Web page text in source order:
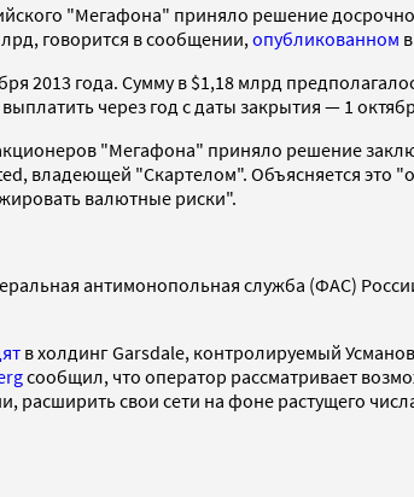
"Мегафона" приняло решение
говорится в сообщении, опубликованном
2013 года. Сумму в $1,18 млрд
через год с даты закрытия — 1
"Мегафона" приняло решение
владеющей "Скартелом". Объясняется
валютные риски".
антимонопольная служба (ФАС)
в холдинг Garsdale, контролируемый
сообщил, что оператор рассматривает
расширить свои сети на фоне растущего